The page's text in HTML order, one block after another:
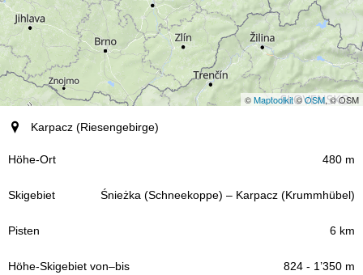
©Maptoolkit©OSM, © OSM
Ort (Region)
Höhe-Ort
Karpacz (Riesengebirge)
480 m
Śnieżka (Schneekoppe) – Karpacz (Krummhübel)
6 km
824 - 1’350 m